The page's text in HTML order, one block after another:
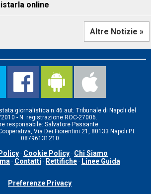
online
Altre Notizie »
giornalistica n.46 aut. Tribunale di Napoli del
- N. registrazione ROC-27006.
responsabile: Salvatore Passante
Via Dei Fiorentini 21, 80133 Napoli P.I.
08796131210
- Cookie Policy - Chi Siamo
- Contatti - Rettifiche - Linee Guida
Preferenze Privacy